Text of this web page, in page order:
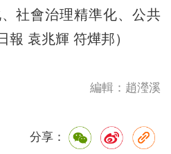
社會治理精準化、公共
報 袁兆輝 符燁邦）
編輯：趙瀅溪
分享：